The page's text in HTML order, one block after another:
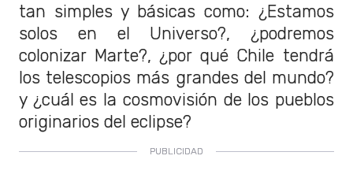
tan simples y básicas como: ¿Estamos
solos en el Universo?, ¿podremos
colonizar Marte?, ¿por qué Chile tendrá
los telescopios más grandes del mundo?
y ¿cuál es la cosmovisión de los pueblos
originarios del eclipse?